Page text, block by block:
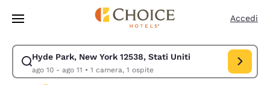
Vai A Contenuto Principale
Accedi
Hyde Park, New York 12538, Stati Uniti
ago 10 - ago 11 • 1 camera, 1 ospite
Modifica la ricerca per Hyde Park, New York 12538, Stati Uniti. Data